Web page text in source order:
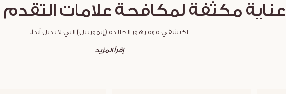
عناية مكثفة لمكافحة علامات
اكتشفي قوة زهور الخالدة (إيمورتيل) التي لا تذبل أبداً.
إقرأ المزيد